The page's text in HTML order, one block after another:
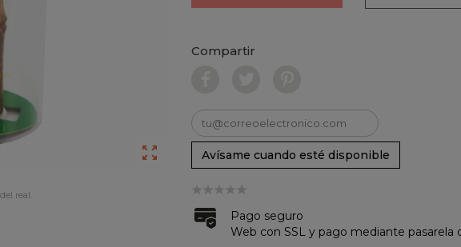

real.
Compartir
Avísame cuando esté disponible
Pago seguro
Web con SSL y pago mediante pasarela